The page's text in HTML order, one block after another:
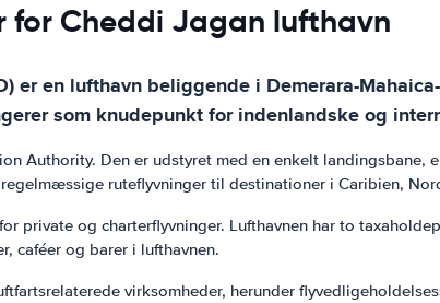
for Cheddi Jagan lufthavn
er en lufthavn beliggende i Demerara-
som knudepunkt for indenlandske og
Authority. Den er udstyret med en enkelt
ruteflyvninger til destinationer i Caribien,
private og charterflyvninger. Lufthavnen har to
caféer og barer i lufthavnen.
virksomheder, herunder